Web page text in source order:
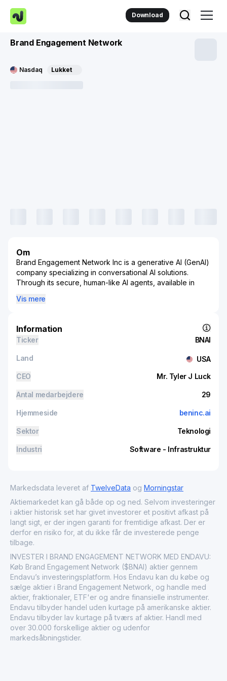
Download
Brand Engagement Network
Nasdaq Lukket
Om
Brand Engagement Network Inc is a generative AI (GenAI)
company specializing in conversational AI solutions.
Through its secure, human-like AI agents, available in
consumer engagement and elevate customer
Vis mere
Information
Ticker BNAI
Land
USA
CEO
Mr. Tyler J Luck
Antal medarbejdere 29
Hjemmeside beninc.ai
Sektor Teknologi
Industri Software - Infrastruktur
Markedsdata leveret af TwelveData og Morningstar
Aktiemarkedet kan gå både op og ned. Selvom investeringer
i aktier historisk set har givet investorer et positivt afkast på
langt sigt, er der ingen garanti for fremtidige afkast. Der er
derfor en risiko for, at du ikke får de investerede penge
tilbage.
INVESTER I BRAND ENGAGEMENT NETWORK MED ENDAVU:
Køb Brand Engagement Network ($BNAI) aktier gennem
Endavu’s investeringsplatform. Hos Endavu kan du købe og
sælge aktier i Brand Engagement Network, og handle med
aktier, fraktionaler, ETF'er og andre finansielle instrumenter.
Endavu tilbyder handel uden kurtage på amerikanske aktier.
Endavu tilbyder lav kurtage på tværs af aktier. Handl med
over 30.000 forskellige aktier og udenfor
markedsåbningstider.